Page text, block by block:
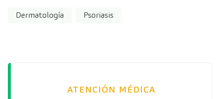
Dermatología Psoriasis
ATENCIÓN MÉDICA